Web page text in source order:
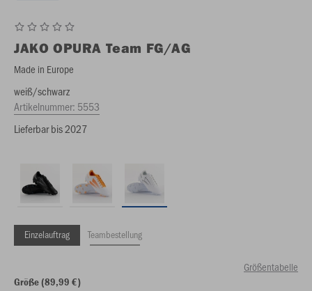
JAKO OPURA Team FG/AG
Made in Europe
weiß/schwarz
Artikelnummer: 5553
Lieferbar bis 2027
Einzelauftrag Teambestellung
Größentabelle
Größe (89,99 €)